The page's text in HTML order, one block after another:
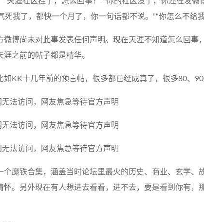
死我了，都快一个月了，你一句话都不说。”“你怎么不给
博尚未对此事发表任何声明。现在天涯不知道怎么回事
之前的帖子都是精华。
KK十几年前的预言帖，很多都已经成真了，很多80、90
个魔铁合集，涵盖当时论坛里最火的历史、商业、玄学、
怀。另外现在有人想进去看看，进不去，要是看到你有，